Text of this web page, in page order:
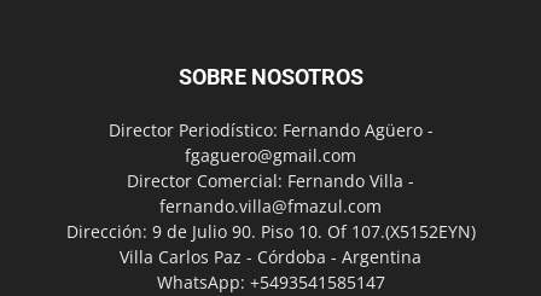
SOBRE NOSOTROS
Director Periodístico: Fernando Agüero -
fgaguero@gmail.com
Director Comercial: Fernando Villa -
fernando.villa@fmazul.com
Dirección: 9 de Julio 90. Piso 10. Of 107.(X5152EYN)
Villa Carlos Paz - Córdoba - Argentina
WhatsApp: +5493541585147